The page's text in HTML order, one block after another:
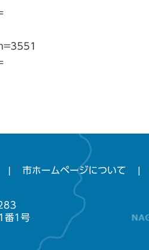
市ホームページについて
番1号